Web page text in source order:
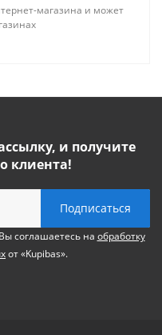
магазина и может
и получите
клиента!
соглашаетесь на обработку
от «Kupibas».